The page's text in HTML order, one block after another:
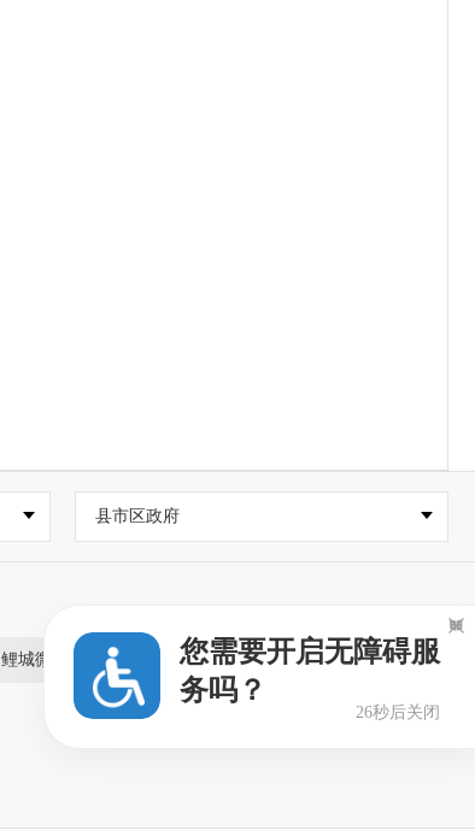
县市区政府
鲤城微事（视频号）
您需要开启无障碍服
务吗？
25秒后关闭
